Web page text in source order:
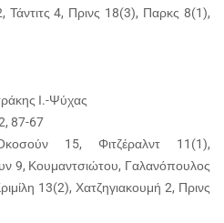
4, Πρινς 18(3), Παρκς 8(1),
Ι.-Ψύχας
87-67
15, Φιτζέραλντ 11(1),
9, Κουμαντσιώτου, Γαλανόπουλος
13(2), Χατζηγιακουμή 2, Πρινς